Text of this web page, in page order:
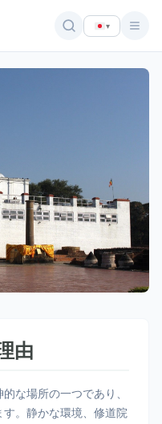
▾
由
な場所の一つであり、
。静かな環境、修道院